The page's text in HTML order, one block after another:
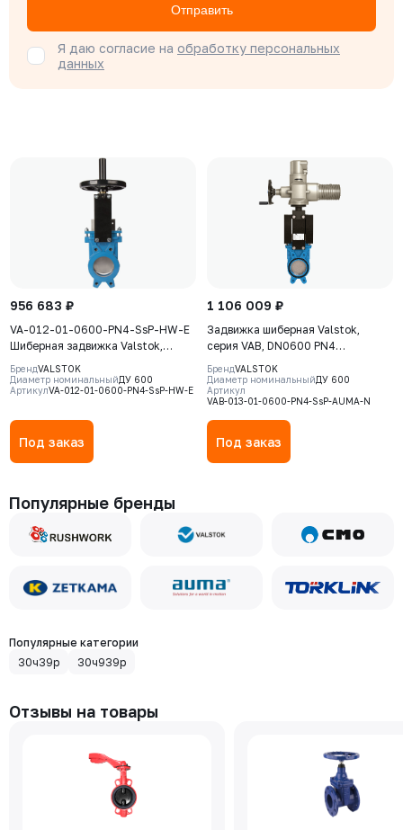
Отправить
Я даю согласие на обработку персональных
данных
956 683 ₽
VA-012-01-0600-PN4-SsP-HW-E
Шиберная задвижка Valstok,
серия VА, DN 0600, PN=4 Бар,
штурвал, выдвижной шток, корпус
GJS-500-7 (GGG50) , нож AISI304,
БрендVALSTOK
Диаметр номинальныйДУ 600
АртикулVA-012-01-0600-PN4-SsP-HW-E
Под заказ
1 106 009 ₽
Задвижка шиберная Valstok,
серия VAB, DN0600 PN4
невыдвижной шток, корпус GJS-
400-15 (GGG40), нож AISI 304,
NBR, Электропривод AUMA SA
БрендVALSTOK
Диаметр номинальныйДУ 600
Артикул
VAB-013-01-0600-PN4-SsP-AUMA-N
Под заказ
Популярные бренды
Популярные категории
30ч39р
30ч939р
Отзывы на товары